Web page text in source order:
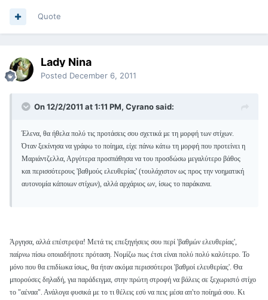
Quote
Lady Nina
Posted December 6, 2011
On 12/2/2011 at 1:11 PM, Cyrano said:
Έλενα, θα ήθελα πολύ τις προτάσεις σου σχετικά με τη μορφή των στίχων.
Όταν ξεκίνησα να γράφω το ποίημα, είχε πάνω κάτω τη μορφή που προτείνει η
Μαριάντζελλα, Αργότερα προσπάθησα να του προσδώσω μεγαλύτερο βάθος
και περισσότερους 'βαθμούς ελευθερίας' (τουλάχιστον ως προς την νοηματική
αυτονομία κάποιων στίχων), αλλά αρχάριος ων, ίσως το παράκανα.
Άργησα, αλλά επέστρεψα! Μετά τις επεξηγήσεις σου περί 'βαθμών ελευθερίας',
παίρνω πίσω οποιαδήποτε πρόταση. Νομίζω πως έτσι είναι πολύ πολύ καλύτερο. Το
μόνο που θα επιδίωκα ίσως, θα ήταν ακόμα περισσότεροι 'βαθμοί ελευθερίας'. Θα
μπορούσες δηλαδή, για παράδειγμα, στην πρώτη στροφή να βάλεις σε ξεχωριστό στίχο
το "αέναα". Ανάλογα φυσικά με το τι θέλεις εσύ να πεις μέσα απ'το ποίημά σου. Κι